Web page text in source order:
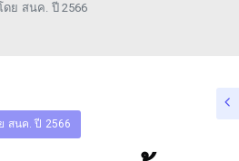
ดย สนค. ปี 2566
สนค. ปี 2566